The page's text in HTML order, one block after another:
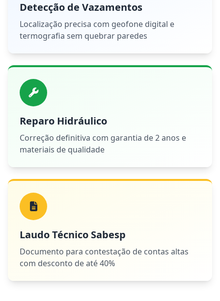
Detecção de Vazamentos
Localização precisa com geofone digital e
termografia sem quebrar paredes
Reparo Hidráulico
Correção definitiva com garantia de 2 anos e
materiais de qualidade
Laudo Técnico Sabesp
Documento para contestação de contas altas
com desconto de até 40%